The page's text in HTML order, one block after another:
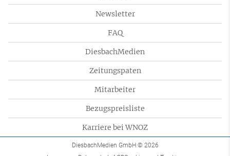
Newsletter
FAQ
DiesbachMedien
Zeitungspaten
Mitarbeiter
Bezugspreisliste
Karriere bei WNOZ
DiesbachMedien GmbH © 2026